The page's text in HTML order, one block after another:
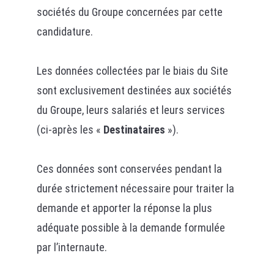
sociétés du Groupe concernées par cette
candidature.
Les données collectées par le biais du Site
sont exclusivement destinées aux sociétés
du Groupe, leurs salariés et leurs services
(ci-après les « Destinataires »).
Ces données sont conservées pendant la
durée strictement nécessaire pour traiter la
demande et apporter la réponse la plus
adéquate possible à la demande formulée
par l’internaute.